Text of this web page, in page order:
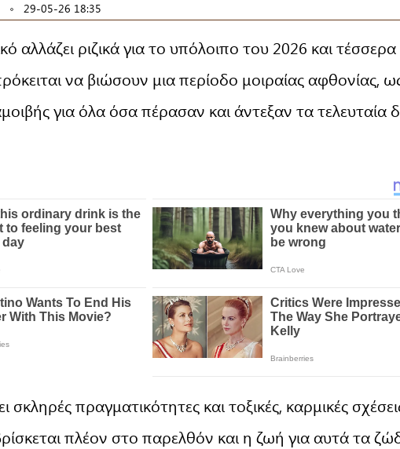
29-05-26 18:35
αλλάζει ριζικά για το υπόλοιπο του 2026 και τέσσερα
να βιώσουν μια περίοδο μοιραίας αφθονίας,
για όλα όσα πέρασαν και άντεξαν τα τελευταία
σκληρές πραγματικότητες και τοξικές, καρμικές
πλέον στο παρελθόν και η ζωή για αυτά τα